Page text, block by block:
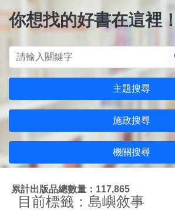
你想找的好書在這裡！
主題搜尋
施政搜尋
機關搜尋
累計出版品總數量：117,865
目前標籤：島嶼敘事